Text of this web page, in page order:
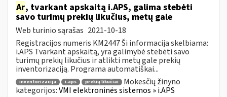
Ar, tvarkant apskaitą i.APS, galima stebėti
savo turimų prekių likučius, metų gale
Web turinio sąrašas 2021-10-18
Registracijos numeris KM2447 Ši informacija skelbiama:
i.APS Tvarkant apskaitą, yra galimybė stebėti savo
turimų prekių likučius ir atlikti metų gale prekių
inventorizaciją. Programa automatiškai...
inventorizacija i.aps prekių likučiai
Mokesčių žinyno
kategorijos:VMI elektroninės sistemos » i.APS